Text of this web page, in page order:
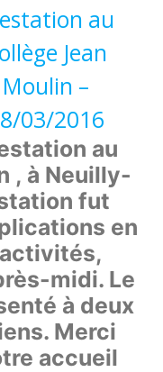
au
Jean
Moulin –
03/2016
au
, à Neuilly-
fut
en
midi. Le
à deux
Merci
accueil